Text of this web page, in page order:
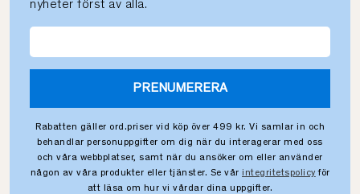
nyheter först av alla.
PRENUMERERA
Rabatten gäller ord.priser vid köp över 499 kr. Vi samlar in och
behandlar personuppgifter om dig när du interagerar med oss
och våra webbplatser, samt när du ansöker om eller använder
någon av våra produkter eller tjänster. Se vår integritetspolicy för
att läsa om hur vi vårdar dina uppgifter.